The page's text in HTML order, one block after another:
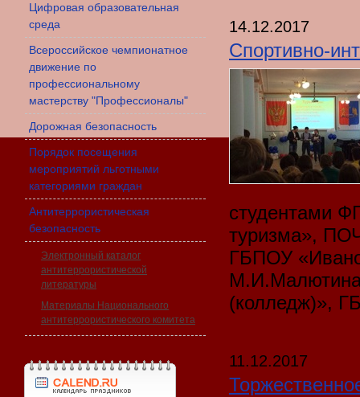
Цифровая образовательная
среда
Всероссийское чемпионатное
движение по
профессиональному
мастерству "Профессионалы"
Дорожная безопасность
Порядок посещения
мероприятий льготными
категориями граждан
Антитеррористическая
безопасность
Электронный каталог
антитеррористической
литературы
Материалы Национального
антитеррористического комитета
14.12.2017
Спортивно-
студентами
туризма»,
ГБПОУ
(колледж)»,
11.12.2017